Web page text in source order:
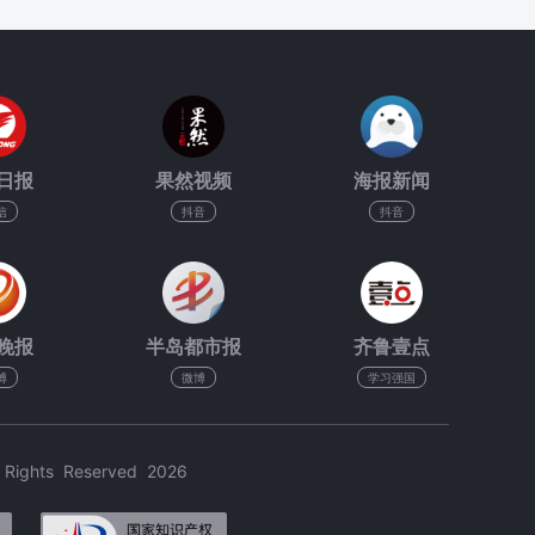
报 果然视频
抖音
海报新闻
抖音
报 半岛都市报
微博
齐鲁壹点
学习强国
Reserved 2026